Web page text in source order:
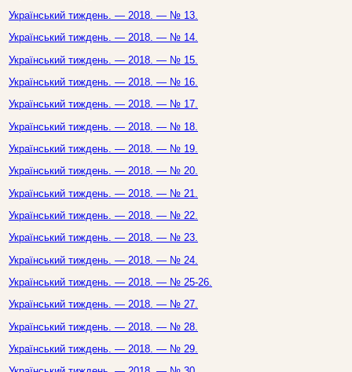
Український тиждень. — 2018. — № 13.
Український тиждень. — 2018. — № 14.
Український тиждень. — 2018. — № 15.
Український тиждень. — 2018. — № 16.
Український тиждень. — 2018. — № 17.
Український тиждень. — 2018. — № 18.
Український тиждень. — 2018. — № 19.
Український тиждень. — 2018. — № 20.
Український тиждень. — 2018. — № 21.
Український тиждень. — 2018. — № 22.
Український тиждень. — 2018. — № 23.
Український тиждень. — 2018. — № 24.
Український тиждень. — 2018. — № 25-26.
Український тиждень. — 2018. — № 27.
Український тиждень. — 2018. — № 28.
Український тиждень. — 2018. — № 29.